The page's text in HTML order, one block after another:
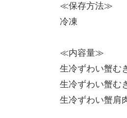
≪保存方法≫
冷凍
≪内容量≫
生冷ずわい蟹
生冷ずわい蟹
生冷ずわい蟹